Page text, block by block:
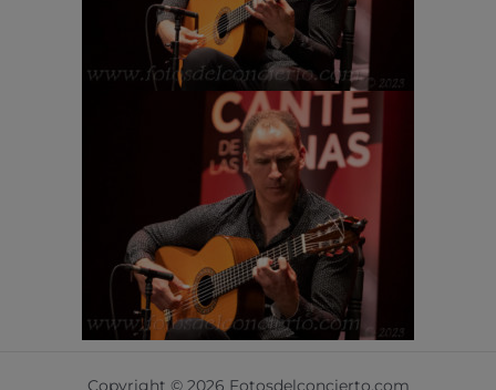
Copyright © 2026 Fotosdelconcierto.com